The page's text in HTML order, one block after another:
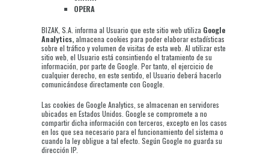
OPERA
BIZAK, S.A. informa al Usuario que este sitio web utiliza Google
Analytics,almacena cookies para poder elaborar estadísticas
sobre el tráfico y volumen de visitas de esta web. Al utilizar este
sitio web, el Usuario está consintiendo el tratamiento de su
información, por parte de Google. Por tanto, el ejercicio de
cualquier derecho, en este sentido, el Usuario deberá hacerlo
comunicándose directamente con Google.
Las cookies de Google Analytics, se almacenan en servidores
ubicados en Estados Unidos. Google se compromete a no
compartir dicha información con terceros, excepto en los casos
en los que sea necesario para el funcionamiento del sistema o
cuando la ley obligue a tal efecto. Según Google no guarda su
dirección IP.